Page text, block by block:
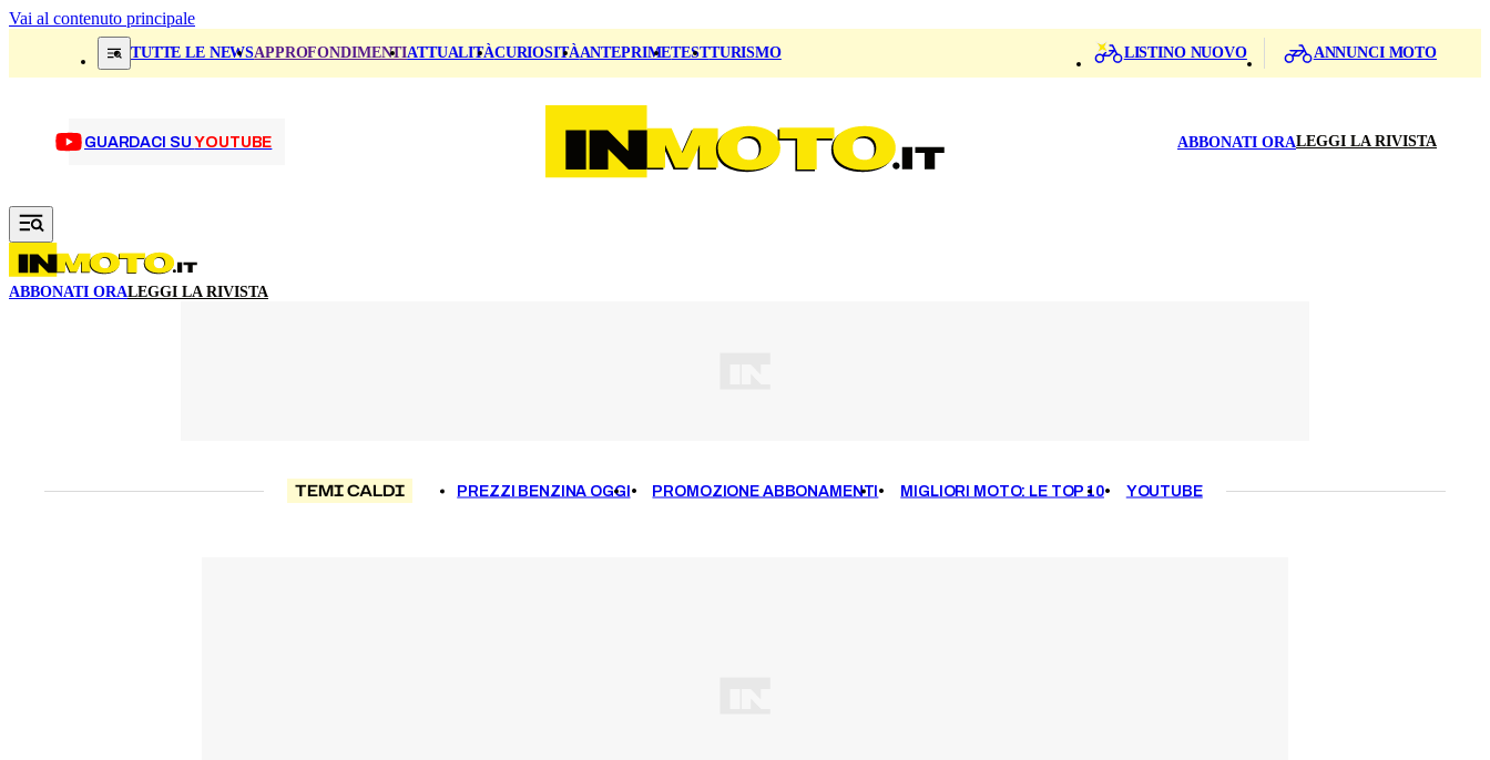
Vai al contenuto principale
TUTTE LE NEWSAPPROFONDIMENTIATTUALITÀCURIOSITÀANTEPRIMETESTTURISMO LISTINO NUOVO ANNUNCI MOTO
GUARDACI SUYOUTUBE ABBONATI ORALEGGI LA RIVISTA
ABBONATI ORALEGGI LA RIVISTA
TEMI CALDI PREZZI BENZINA OGGI PROMOZIONE ABBONAMENTI MIGLIORI MOTO: LE TOP 10 YOUTUBE